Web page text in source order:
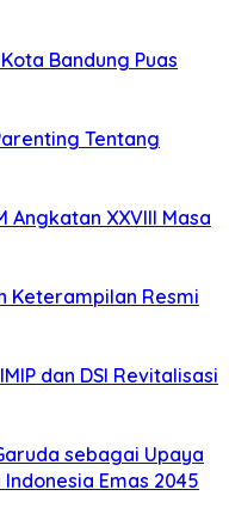
Bandung Puas
Tentang
Angkatan XXVIII Masa
Keterampilan Resmi
dan DSI Revitalisasi
sebagai Upaya
Emas 2045